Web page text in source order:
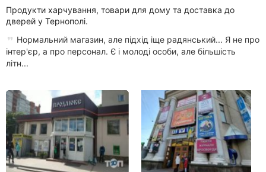
Продукти харчування, товари для дому та доставка до
дверей у Тернополі.
Нормальний магазин, але підхід іще радянський... Я не про
інтер'єр, а про персонал. Є і молоді особи, але більшість
літн...